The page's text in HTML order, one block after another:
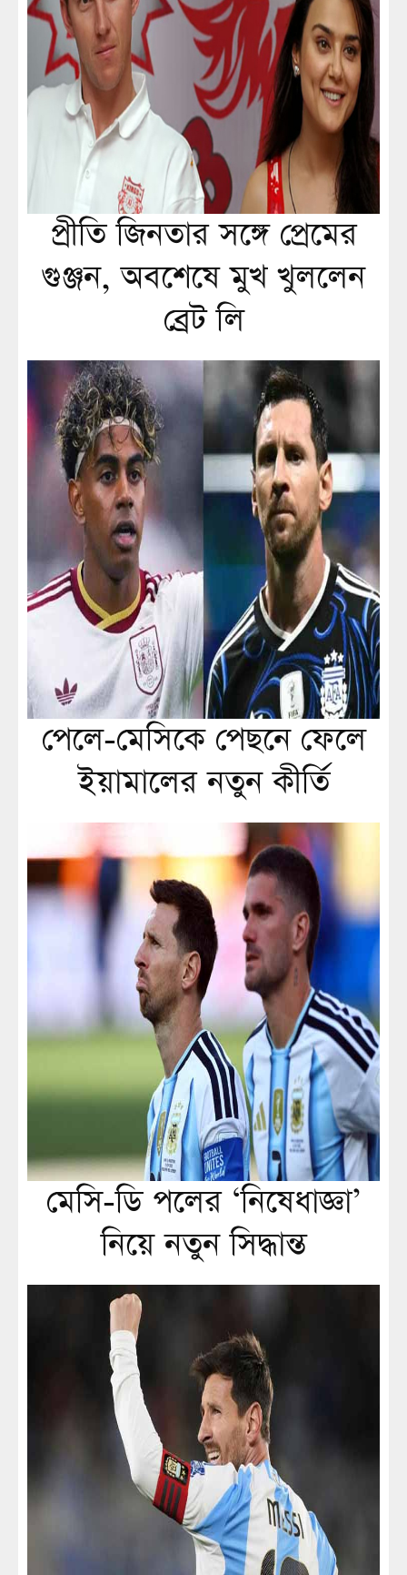
প্রীতি জিনতার সঙ্গে প্রেমের
গুঞ্জন, অবশেষে মুখ খুললেন
ব্রেট লি
পেলে-মেসিকে পেছনে ফেলে
ইয়ামালের নতুন কীর্তি
মেসি-ডি পলের ‘নিষেধাজ্ঞা’
নিয়ে নতুন সিদ্ধান্ত